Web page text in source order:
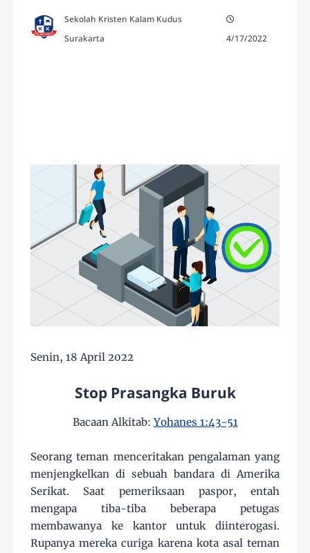
Sekolah Kristen Kalam Kudus
Surakarta
4/17/2022
Senin, 18 April 2022
Stop Prasangka Buruk
Bacaan Alkitab:Yohanes 1:43-51
Seorang teman menceritakan pengalaman yang
menjengkelkan di sebuah bandara di Amerika
Serikat. Saat pemeriksaan paspor, entah
mengapa tiba-tiba beberapa petugas
membawanya ke kantor untuk diinterogasi.
Rupanya mereka curiga karena kota asal teman